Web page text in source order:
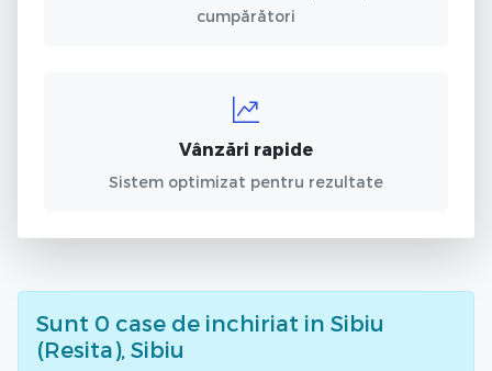
cumpărători
Vânzări rapide
Sistem optimizat pentru rezultate
Sunt 0 case de inchiriat in Sibiu
(Resita), Sibiu